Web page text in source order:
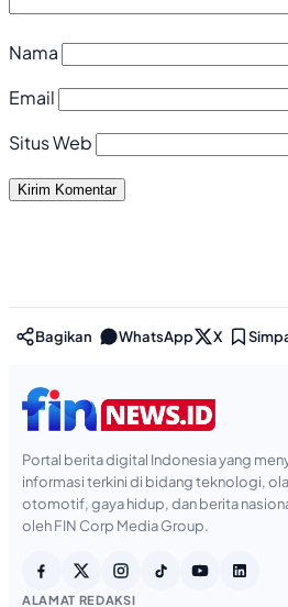
Nama
Email
Situs Web
Bagikan WhatsApp X
Portal berita digital Indonesia yang
informasi terkini di bidang teknologi,
otomotif, gaya hidup, dan berita
oleh FIN Corp Media Group.
ALAMAT REDAKSI